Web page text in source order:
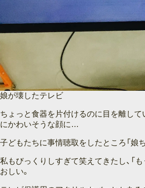
娘が壊したテレビ
ちょっと食器を片付けるのに目を離して
にかわいそうな顔に…
子どもたちに事情聴取をしたところ「
私もびっくりしすぎて笑えてきたし、「
おしい。